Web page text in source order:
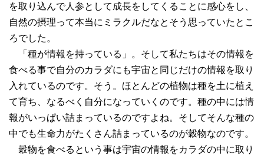
を取り込んで人参として成長をしてくることに感心をし、
自然の摂理って本当にミラクルだなとそう思っていたとこ
ろでした。
「種が情報を持っている」。そして私たちはその情報を
食べる事で自分のカラダにも宇宙と同じだけの情報を取り
入れているのです。そう。ほとんどの植物は種を土に植え
て育ち、なるべく自分になっていくのです。種の中には情
報がいっぱい詰まっているのですよね。そしてそんな種の
中でも生命力がたくさん詰まっているのが穀物なのです。
穀物を食べるという事は宇宙の情報をカラダの中に取り